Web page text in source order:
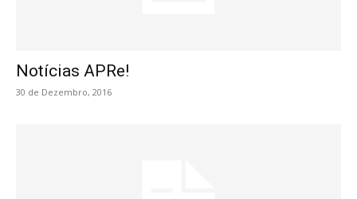
Notícias APRe!
30 de Dezembro, 2016